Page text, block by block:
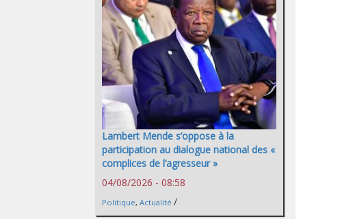
Lambert Mende s’oppose à la
participation au dialogue national des «
complices de l’agresseur »
04/08/2026 - 08:58
Politique, Actualité /